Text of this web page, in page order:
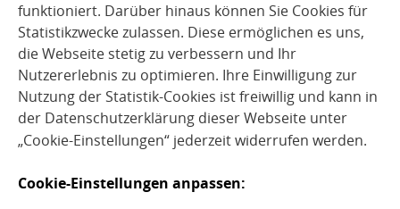
funktioniert. Darüber hinaus können Sie Cookies für
Statistikzwecke zulassen. Diese ermöglichen es uns,
die Webseite stetig zu verbessern und Ihr
Nutzererlebnis zu optimieren. Ihre Einwilligung zur
Nutzung der Statistik-Cookies ist freiwillig und kann in
der Datenschutzerklärung dieser Webseite unter
„Cookie-Einstellungen“ jederzeit widerrufen werden.
Cookie-Einstellungen anpassen:
Quelle: DGE